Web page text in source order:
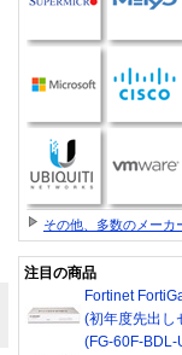
その他、多数のメーカ
注目の商品
Fortinet
(初年度先出し
(FG-60F-BDL-